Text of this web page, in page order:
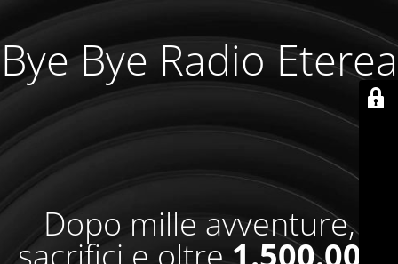
Bye Bye Radio Eterea
Dopo mille avventure,